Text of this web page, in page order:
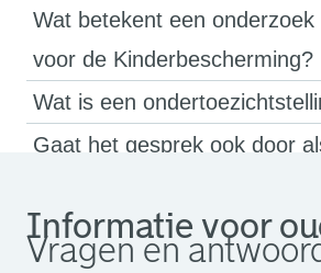
Wat betekent een onderzoek
voor de Kinderbescherming?
Wat is een
Gaat het gesprek ook door
Informatie voor
Vragen en